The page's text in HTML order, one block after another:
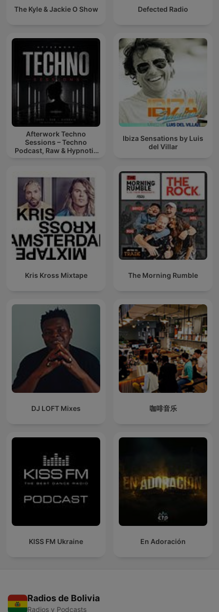
The Kyle & Jackie O Show Defected Radio
Afterwork Techno
Sessions – Techno
Podcast, Raw & Hypnotic
Ibiza Sensations by Luis
del Villar
Kris Kross Mixtape The Morning Rumble
DJ LOFT Mixes 咖啡音乐
KISS FM Ukraine En Adoración
Radios de Bolivia
Radios y Podcasts